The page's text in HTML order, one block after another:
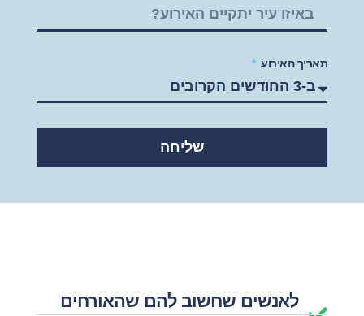
תאריך האירוע
שליחה
לאנשים שחשוב להם שהאורחים